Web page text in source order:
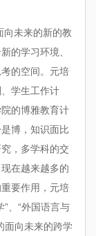
向未来的新的教
的学习环境、
的空间。元培
学生工作计
的博雅教育计
博，知识面比
，多学科的交
在越来越多的
要作用，元培
、“外国语言与
面向未来的跨学